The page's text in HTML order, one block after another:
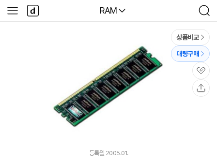
다나와
RAM
검
색
사
이
다
나
와
상품비교
대량구매
관
심
등록월 2005.01.